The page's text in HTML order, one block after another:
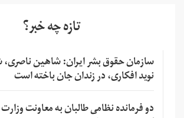
تازه چه خبر؟
سازمان حقوق بشر ایران: شاهین
نوید افکاری، در زندان جان باخته است
دو فرمانده نظامی طالبان به معاونت